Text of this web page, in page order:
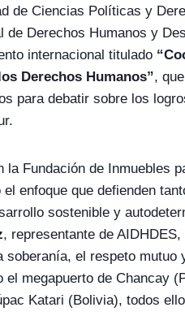
de Ciencias Políticas y
de Derechos Humanos y
internacional titulado
Derechos Humanos”,
para debatir sobre los
la Fundación de Inmuebles
enfoque que defienden
sostenible y
, representante de
soberanía, el respeto
megapuerto de Chancay
Katari (Bolivia), todos